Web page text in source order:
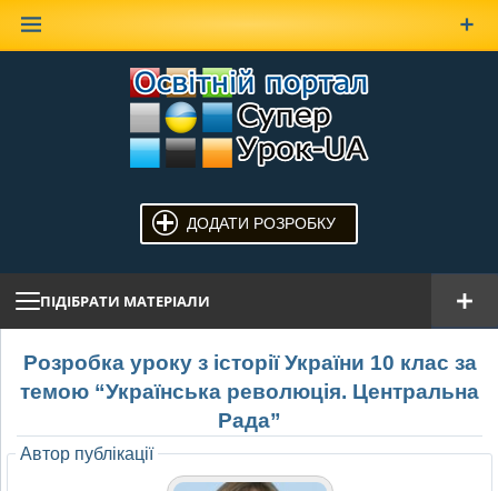
ДОДАТИ РОЗРОБКУ
ПІДІБРАТИ МАТЕРІАЛИ
Розробка уроку з історії України 10 клас за
темою “Українська революція. Центральна
Рада”
Автор публікації